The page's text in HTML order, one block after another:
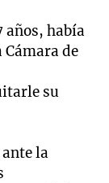
años, había
de
su
la